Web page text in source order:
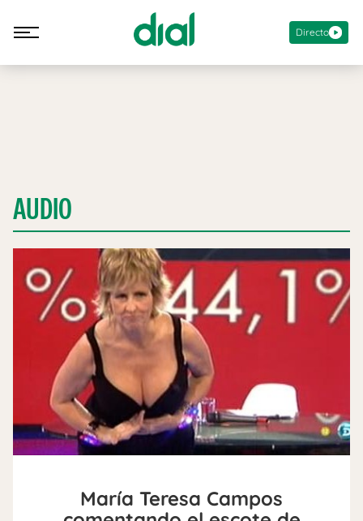
Directo
AUDIO
María Teresa Campos